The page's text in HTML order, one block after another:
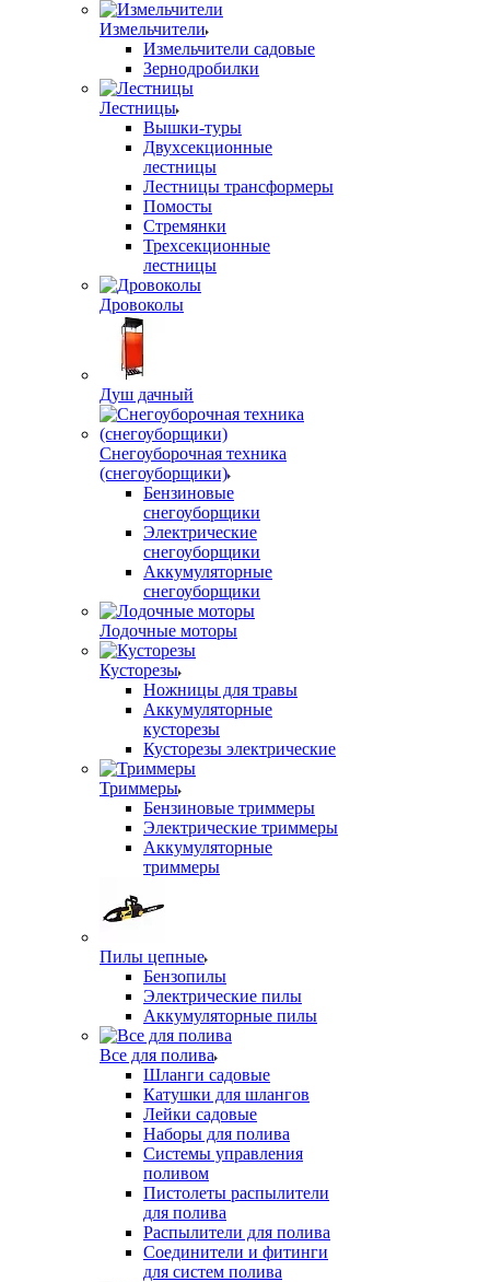
Измельчители
Измельчители садовые
Зернодробилки
Лестницы
Вышки-туры
Двухсекционные
лестницы
Лестницы трансформеры
Помосты
Стремянки
Трехсекционные
лестницы
Дровоколы
Душ дачный
Снегоуборочная техника
(снегоуборщики)
Бензиновые
снегоуборщики
Электрические
снегоуборщики
Аккумуляторные
снегоуборщики
Лодочные моторы
Кусторезы
Ножницы для травы
Аккумуляторные
кусторезы
Кусторезы электрические
Триммеры
Бензиновые триммеры
Электрические триммеры
Аккумуляторные
триммеры
Пилы цепные
Бензопилы
Электрические пилы
Аккумуляторные пилы
Все для полива
Шланги садовые
Катушки для шлангов
Лейки садовые
Наборы для полива
Системы управления
поливом
Пистолеты распылители
для полива
Распылители для полива
Соединители и фитинги
для систем полива